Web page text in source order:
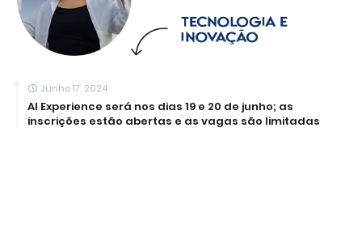
Junho 17, 2024
AI Experience será nos dias 19 e 20 de junho; as
inscrições estão abertas e as vagas são limitadas